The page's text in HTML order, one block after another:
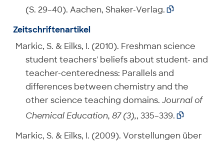
(S. 29–40). Aachen, Shaker-Verlag. 
Zeitschriftenartikel
Markic, S. & Eilks, I. (2010). Freshman science
student teachers' beliefs about student- and
teacher-centeredness: Parallels and
differences between chemistry and the
other science teaching domains. Journal of
Chemical Education, 87 (3),, 335–339. 
Markic, S. & Eilks, I. (2009). Vorstellungen über